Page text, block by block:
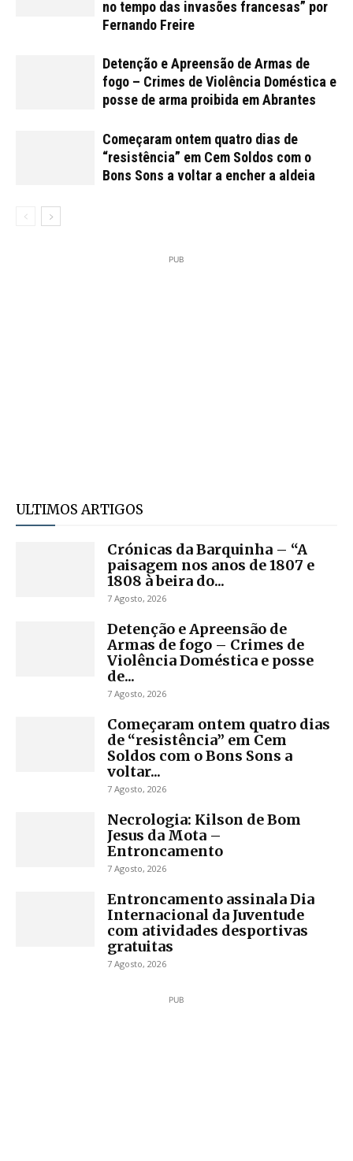
no tempo das invasões francesas” por
Fernando Freire
Detenção e Apreensão de Armas de
fogo – Crimes de Violência Doméstica e
posse de arma proibida em Abrantes
Começaram ontem quatro dias de
“resistência” em Cem Soldos com o
Bons Sons a voltar a encher a aldeia
PUB
ULTIMOS ARTIGOS
Crónicas da Barquinha – “A
paisagem nos anos de 1807 e
1808 à beira do...
7 Agosto, 2026
Detenção e Apreensão de
Armas de fogo – Crimes de
Violência Doméstica e posse
de...
7 Agosto, 2026
Começaram ontem quatro dias
de “resistência” em Cem
Soldos com o Bons Sons a
voltar...
7 Agosto, 2026
Necrologia: Kilson de Bom
Jesus da Mota –
Entroncamento
7 Agosto, 2026
Entroncamento assinala Dia
Internacional da Juventude
com atividades desportivas
gratuitas
7 Agosto, 2026
PUB